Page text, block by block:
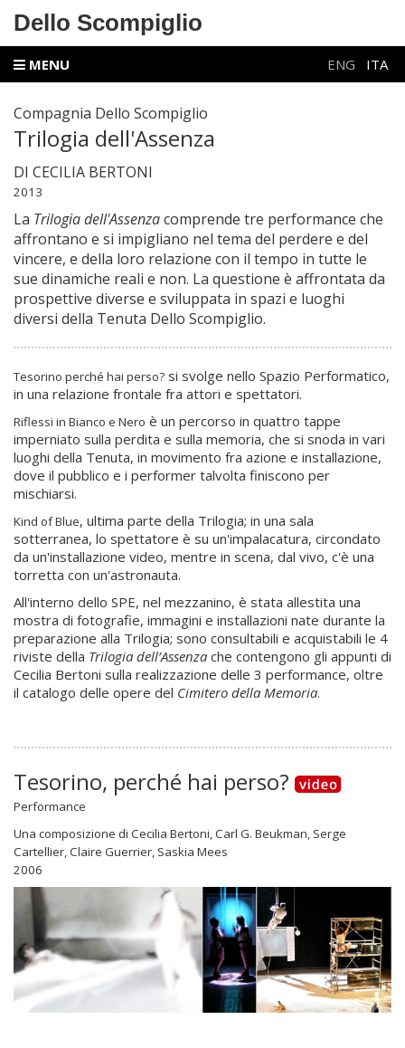
Dello Scompiglio
MENU ENG ITA
Compagnia Dello Scompiglio
Trilogia dell'Assenza
DI CECILIA BERTONI
2013
La Trilogia dell'Assenzacomprende tre performance che
affrontano e si impigliano nel tema del perdere e del
vincere, e della loro relazione con il tempo in tutte le
sue dinamiche reali e non. La questione è affrontata da
prospettive diverse e sviluppata in spazi e luoghi
diversi della Tenuta Dello Scompiglio.
Tesorino perché hai perso? si svolge nello Spazio Performatico,
in una relazione frontale fra attori e spettatori.
Riflessi in Bianco e Nero è un percorso in quattro tappe
imperniato sulla perdita e sulla memoria, che si snoda in vari
luoghi della Tenuta, in movimento fra azione e installazione,
dove il pubblico e i performer talvolta finiscono per
mischiarsi.
Kind of Blue, ultima parte della Trilogia; in una sala
sotterranea, lo spettatore è su un'impalacatura, circondato
da un'installazione video, mentre in scena, dal vivo, c'è una
torretta con un'astronauta.
All'interno dello SPE, nel mezzanino, è stata allestita una
mostra di fotografie, immagini e installazioni nate durante la
preparazione alla Trilogia; sono consultabili e acquistabili le 4
riviste della Trilogia dell’Assenza che contengono gli appunti di
Cecilia Bertoni sulla realizzazione delle 3 performance, oltre
il catalogo delle opere del Cimitero della Memoria.
Tesorino, perché hai perso?
Performance
Una composizione di Cecilia Bertoni, Carl G. Beukman, Serge
Cartellier, Claire Guerrier, Saskia Mees
2006